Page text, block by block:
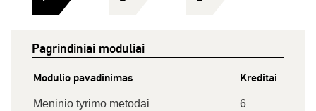
Pagrindiniai moduliai
Modulio pavadinimas Kreditai
Meninio tyrimo metodai
6